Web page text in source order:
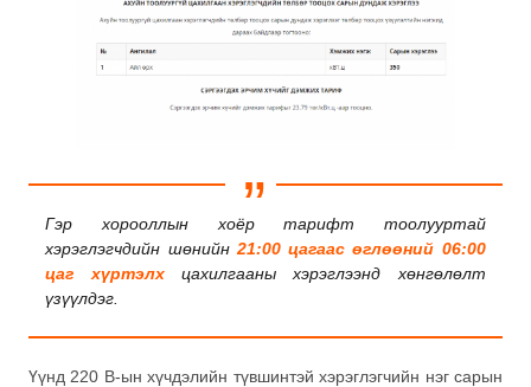
Гэр хорооллын хоёр тарифт тоолууртай
хэрэглэгчдийн шөнийн21:00 цагаас өглөөний 06:00
цаг хүртэлхцахилгааны хэрэглээнд хөнгөлөлт
үзүүлдэг.
Үүнд 220 В-ын хүчдэлийн түвшинтэй хэрэглэгчийн нэг сарын